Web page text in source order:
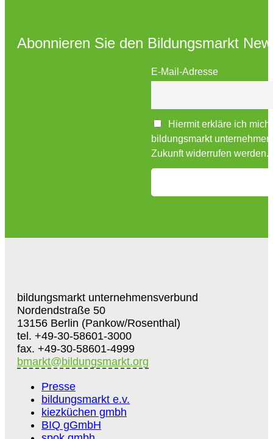
Abonnieren Sie den Bildungsmarkt
E-Mail-Adresse
Hiermit erkläre ich
bildungsmarkt
Zukunft widerrufen werden.
bildungsmarkt unternehmensverbund
Nordendstraße 50
13156 Berlin (Pankow/Rosenthal)
tel. +49-30-58601-3000
fax. +49-30-58601-4999
bmarkt@bildungsmarkt.org
Presse
bildungsmarkt e.v.
kiezküchen gmbh
BIQ gGmbH